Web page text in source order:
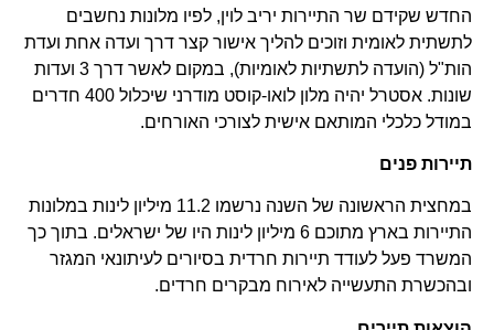
החדש שקידם שר התיירות יריב לוין, לפיו מלונות נחשבים
לתשתית לאומית וזוכים להליך אישור קצר דרך ועדה אחת ועדת
הות"ל (הועדה לתשתיות לאומיות), במקום לאשר דרך 3 ועדות
שונות. אסטרל יהיה מלון לואו-קוסט מודרני שיכלול 400 חדרים
במודל כלכלי המותאם אישית לצורכי האורחים.
תיירות פנים
במחצית הראשונה של השנה נרשמו 11.2 מיליון לינות במלונות
התיירות בארץ מתוכם 6 מיליון לינות היו של ישראלים. בתוך כך
המשרד פעל לעודד תיירות חרדית בסיורים לעיתונאי המגזר
ובהכשרת התעשייה לאירוח מבקרים חרדים.